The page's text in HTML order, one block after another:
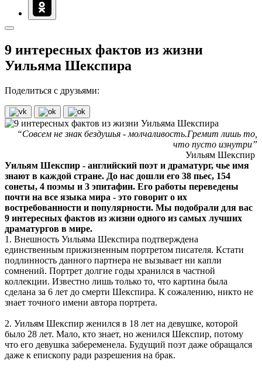
9 интересных фактов из жизни
Уильяма Шекспира
Поделиться с друзьями:
“Совсем не знак бездушья - молчаливость.Гремит лишь то,
что пусто изнутри”
Уильям Шекспир
Уильям Шекспир - английский поэт и драматург, чье имя
знают в каждой стране. До нас дошли его 38 пьес, 154
сонеты, 4 поэмы и 3 эпитафии. Его работы переведены
почти на все языка мира - это говорит о их
востребованности и популярности. Мы подобрали для вас
9 интересных фактов из жизни одного из самых лучших
драматургов в мире.
1. Внешность Уильяма Шекспира подтверждена
единственным прижизненным портретом писателя. Кстати
подлинность данного партнера не вызывает ни капли
сомнений. Портрет долгие годы хранился в частной
коллекции. Известно лишь только то, что картина была
сделана за 6 лет до смерти Шекспира. К сожалению, никто не
знает точного имени автора портрета.
2. Уильям Шекспир женился в 18 лет на девушке, которой
было 28 лет. Мало, кто знает, но женился Шекспир, потому
что его девушка забеременела. Будущий поэт даже обращался
даже к епископу ради разрешения на брак.